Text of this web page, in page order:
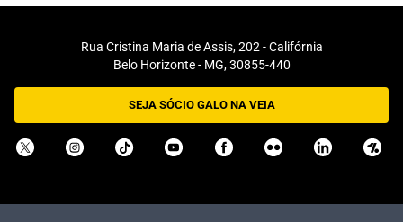
Rua Cristina Maria de Assis, 202 - Califórnia
Belo Horizonte - MG, 30855-440
SEJA SÓCIO GALO NA VEIA